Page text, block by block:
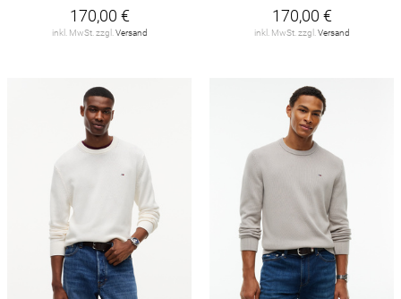
170,00 €
inkl. MwSt. zzgl. Versand
170,00 €
inkl. MwSt. zzgl. Versand